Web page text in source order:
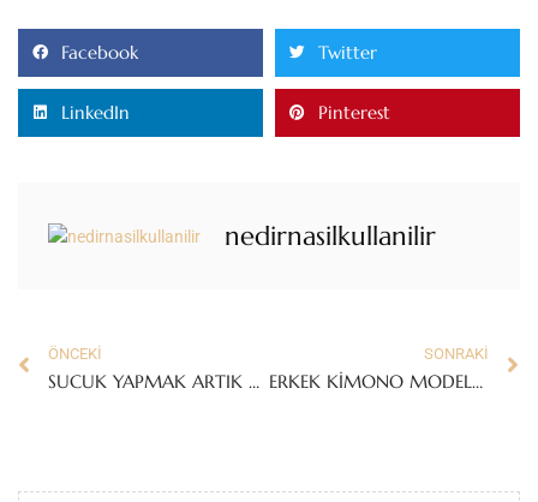
Facebook Twitter
LinkedIn Pinterest
nedirnasilkullanilir
ÖNCEKI
SUCUK YAPMAK ARTIK TAHMİN ETTİĞİNİZ KADAR ZOR DEĞİL!
SONRAKI
ERKEK KİMONO MODELLERİ İLE TARZINIZI YANSITIN!